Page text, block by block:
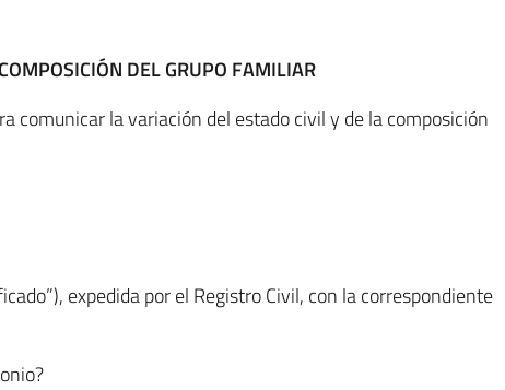
DEL GRUPO FAMILIAR
comunicar la variación del estado civil y de la composición
expedida por el Registro Civil, con la correspondiente